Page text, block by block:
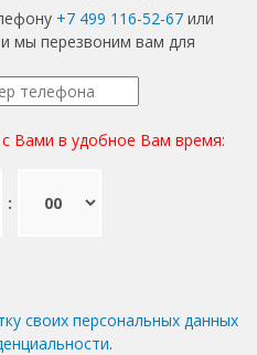
+7 499 116-52-67 или
мы перезвоним вам для
Вами в удобное Вам время:
:
своих персональных данных
.